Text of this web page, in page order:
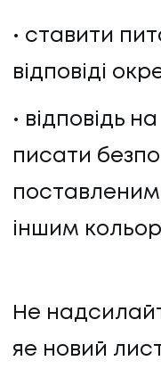
ставити
відповіді
відповідь
писати
іншим
Не
яе новий